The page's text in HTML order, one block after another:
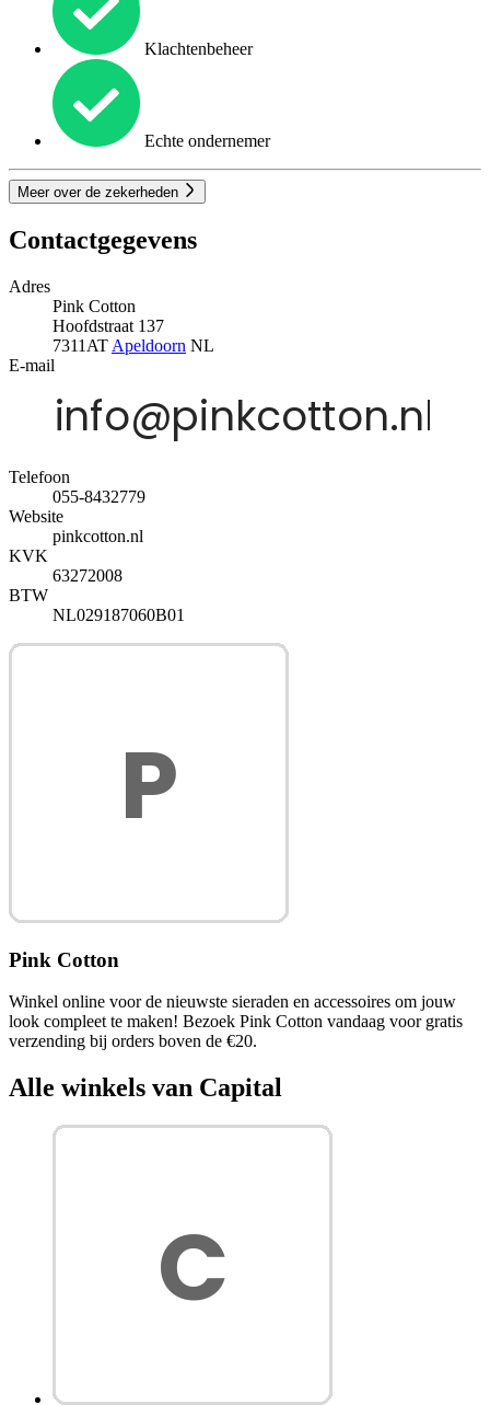
Klachtenbeheer
Echte ondernemer
Meer over de zekerheden
Contactgegevens
Adres
Pink Cotton
Hoofdstraat 137
7311AT Apeldoorn NL
E-mail
Telefoon
055-8432779
Website
pinkcotton.nl
KVK
63272008
BTW
NL029187060B01
Pink Cotton
Winkel online voor de nieuwste sieraden en accessoires om jouw
look compleet te maken! Bezoek Pink Cotton vandaag voor gratis
verzending bij orders boven de €20.
Alle winkels van Capital